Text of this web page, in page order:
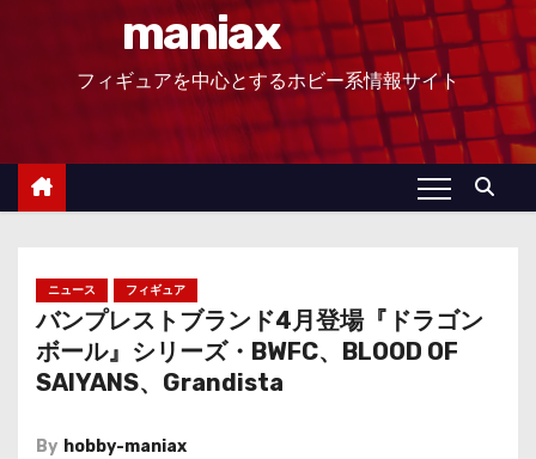
maniax
フィギュアを中心とするホビー系情報サイト
ニュース フィギュア
バンプレストブランド4月登場『ドラゴン
ボール』シリーズ・BWFC、BLOOD OF
SAIYANS、Grandista
By hobby-maniax